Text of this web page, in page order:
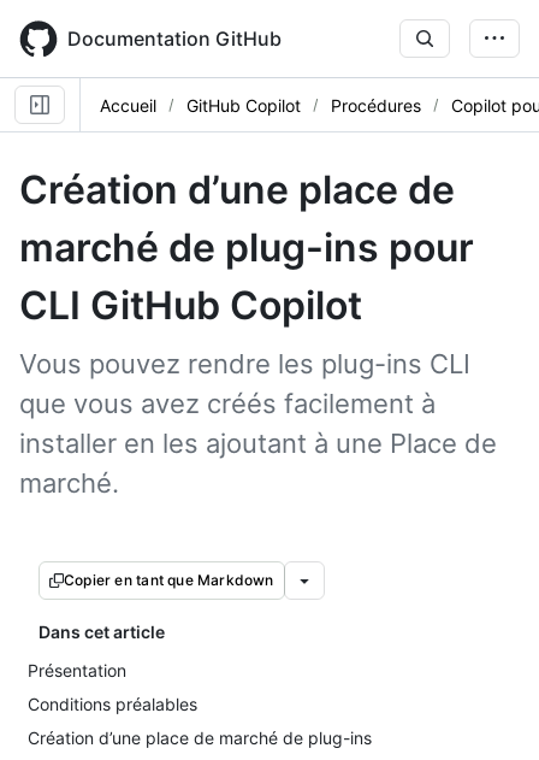
main
content
Documentation GitHub
Accueil GitHub Copilot Procédures Copilot
Création d’une place de
marché de plug-ins pour
CLI GitHub Copilot
Vous pouvez rendre les plug-ins CLI
que vous avez créés facilement à
installer en les ajoutant à une Place de
marché.
Copier en tant que Markdown
Dans cet article
Présentation
Conditions préalables
Création d’une place de marché de plug-ins